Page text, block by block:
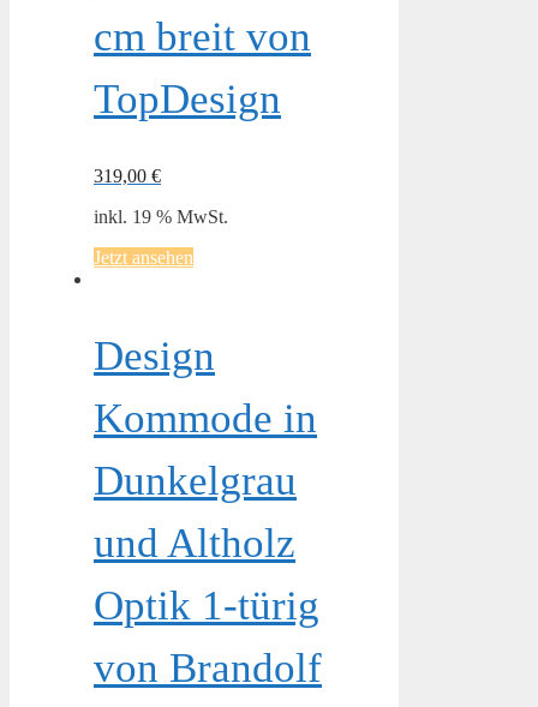
cm breit von
TopDesign
319,00 €
inkl. 19 % MwSt.
Jetzt ansehen
Design
Kommode in
Dunkelgrau
und Altholz
Optik 1-türig
von Brandolf